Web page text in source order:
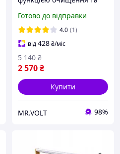
Rainberg Мобільний
кондиціонер охолоджувач
із водяним охолодженням
Готово до відправки
4.0 (1)
від428₴/міс
2 570₴
5 140 ₴
Купити
MR.VOLT 98%